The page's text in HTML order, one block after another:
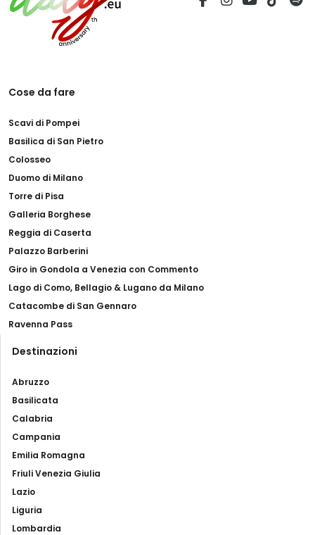
Cose da fare
Scavi di Pompei
Basilica di San Pietro
Colosseo
Duomo di Milano
Torre di Pisa
Galleria Borghese
Reggia di Caserta
Palazzo Barberini
Giro in Gondola a Venezia con Commento
Lago di Como, Bellagio & Lugano da Milano
Catacombe di San Gennaro
Ravenna Pass
Destinazioni
Abruzzo
Basilicata
Calabria
Campania
Emilia Romagna
Friuli Venezia Giulia
Lazio
Liguria
Lombardia